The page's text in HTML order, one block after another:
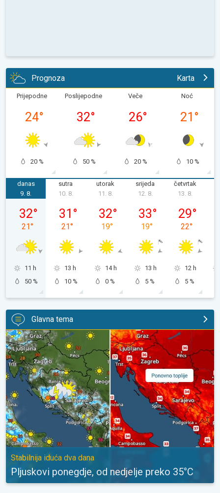
Prognoza Karta
Prijepodne
24°
20 %
Poslijepodne
32°
50 %
Veče
26°
20 %
Noć
21 °
10 %
danas
nedjelja, 09. 08.
9. 8.
32°
21°
11 h
50 %
sutra
ponedjeljak, 10. 08.
10. 8.
31 °
21°
13 h
10 %
utorak
utorak, 11. 08.
11. 8.
32°
19°
14 h
0 %
srijeda
srijeda, 12. 08.
12. 8.
33°
19°
13 h
5 %
četvrtak
četvrtak, 13.
13. 8.
29°
22°
12 h
5 %
Glavna tema
Pljuskovi ponegdje, od nedjelje preko 35°C. Stabilnija iduća
Stabilnija iduća dva dana
Pljuskovi ponegdje, od nedjelje preko 35°C